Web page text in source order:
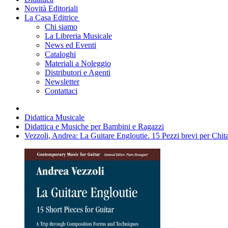
Novità Editoriali
La Casa Editrice
Chi siamo
La Libreria Musicale
News ed Eventi
Cataloghi
Materiali a Noleggio
Distributori e Agenti
Newsletter
Contattaci
Didattica Musicale
Didattica e Musiche per Bambini e Ragazzi
Vezzoli, Andrea: La Guitare Engloutie. 15 Pezzi brevi per